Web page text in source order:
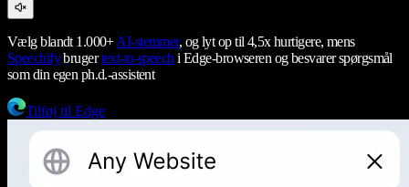
Vælg blandt 1.000+AI-stemmer, og lyt op til 4,5x hurtigere, mens
Speechifybrugertext-to-speech i Edge-browseren og besvarer spørgsmål
som din egen ph.d.-assistent
Tilføj til Edge